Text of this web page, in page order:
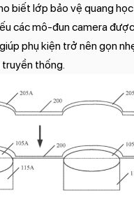
biết lớp bảo vệ quang
các mô-đun camera
phụ kiện trở nên gọn
thống.